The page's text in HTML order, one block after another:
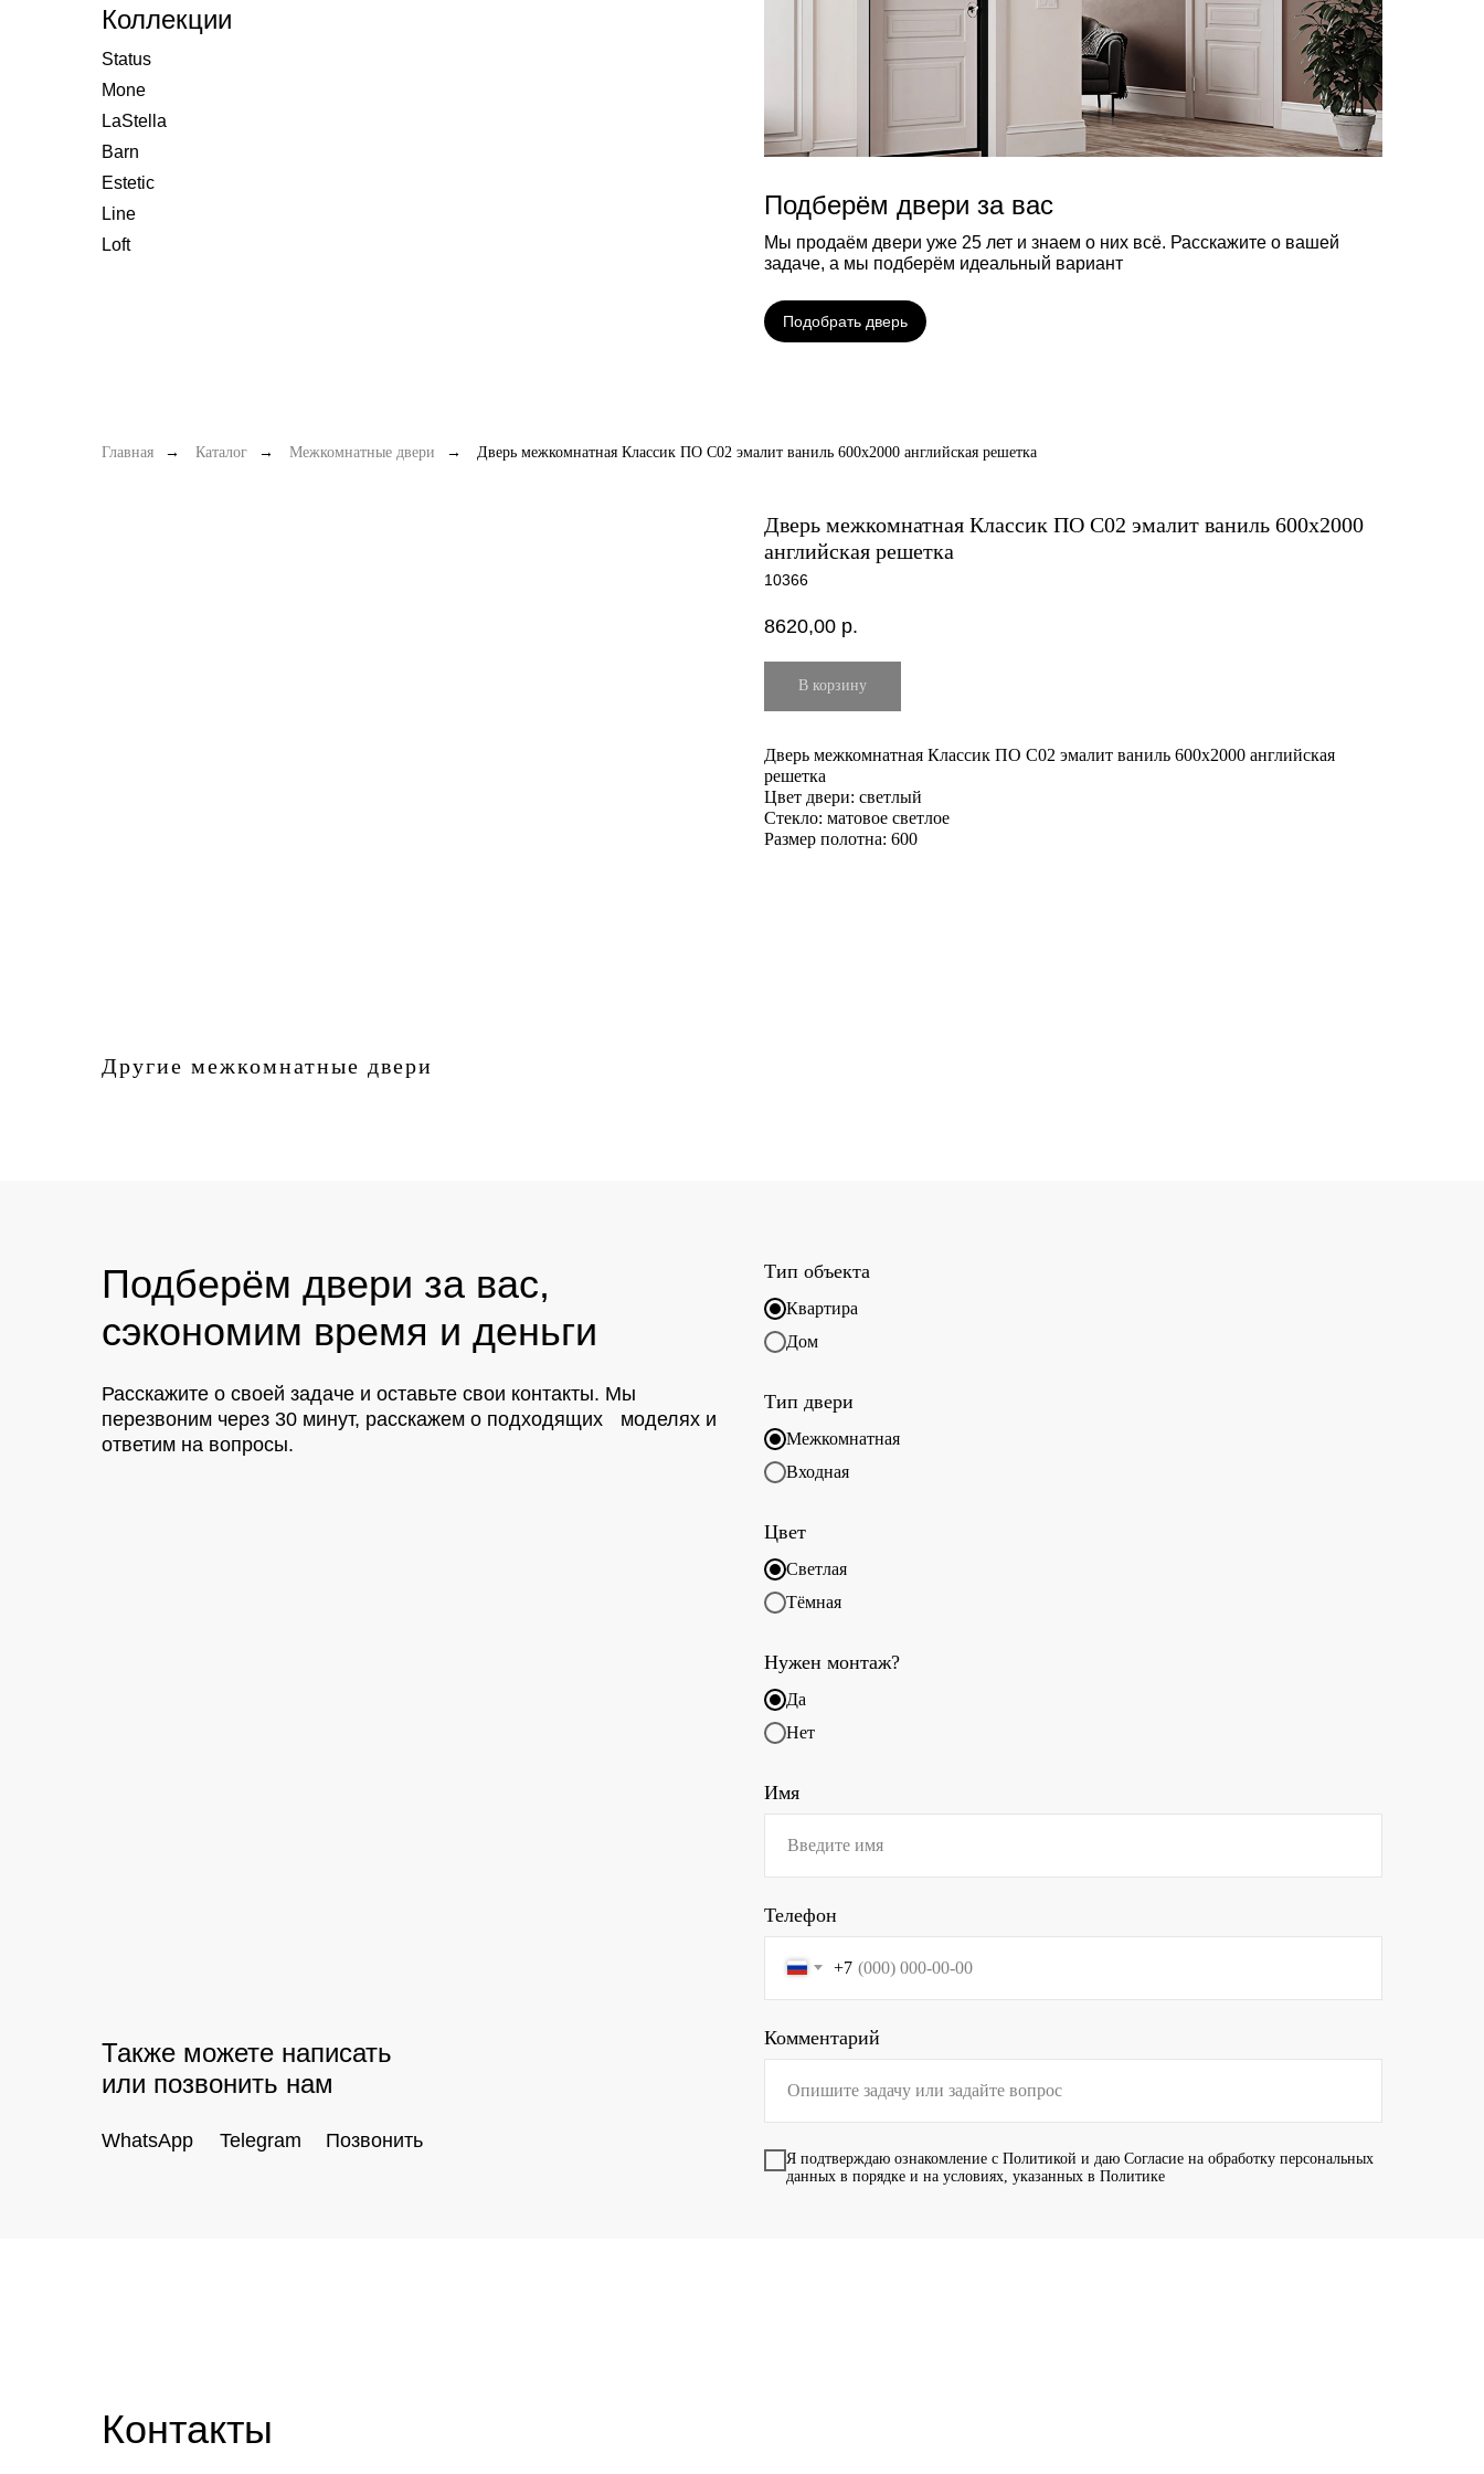
Коллекции
Status
Mone
LaStella
Barn
Estetic
Line
Loft
Подберём двери за вас
Мы продаём двери уже 25 лет и знаем о них всё. Расскажите о вашей
задаче, а мы подберём идеальный вариант
Подобрать дверь
Главная → Каталог → Межкомнатные двери → Дверь межкомнатная Классик ПО С02 эмалит ваниль 600х2000 английская решетка
Дверь межкомнатная Классик ПО С02 эмалит ваниль 600х2000
английская решетка
10366
8620,00 р.
В корзину
Дверь межкомнатная Классик ПО С02 эмалит ваниль 600х2000 английская
решетка
Цвет двери: светлый
Стекло: матовое светлое
Размер полотна: 600
Другие межкомнатные двери
Тип объекта
Квартира
Дом
Тип двери
Межкомнатная
Входная
Цвет
Светлая
Тёмная
Нужен монтаж?
Да
Нет
Имя
Телефон
+7
Комментарий
Я подтверждаю ознакомление с Политикой и даю Согласие на обработку персональных
данных в порядке и на условиях, указанных в Политике
Позвонить
Telegram
WhatsApp
Также можете написать
или позвонить нам
Расскажите о своей задаче и оставьте свои контакты. Мы
перезвоним через 30 минут, расскажем о подходящих моделях и
ответим на вопросы.
Подберём двери за вас,
сэкономим время и деньги
Контакты